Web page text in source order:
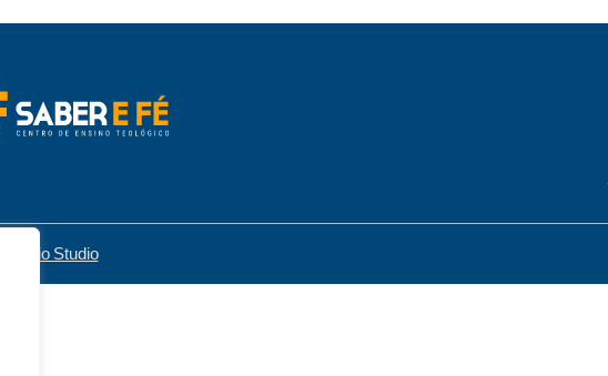
Attrio Studio